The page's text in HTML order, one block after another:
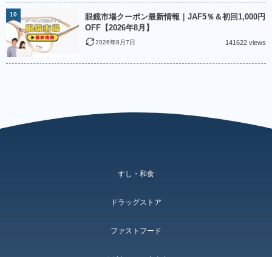
眼鏡市場クーポン最新情報｜JAF5％＆初回1,000円
OFF【2026年8月】
2026年8月7日 141622 views
10
すし・和食
ドラッグストア
ファストフード